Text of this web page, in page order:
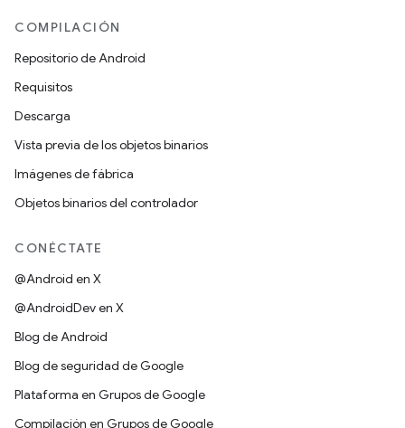
COMPILACIÓN
Repositorio de Android
Requisitos
Descarga
Vista previa de los objetos binarios
Imágenes de fábrica
Objetos binarios del controlador
CONÉCTATE
@Android en X
@AndroidDev en X
Blog de Android
Blog de seguridad de Google
Plataforma en Grupos de Google
Compilación en Grupos de Google